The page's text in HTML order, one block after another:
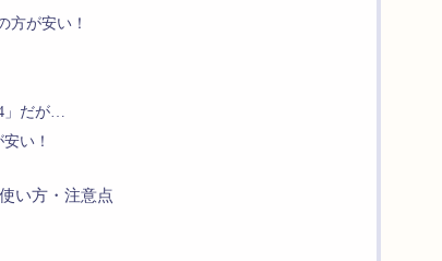
方が安い！
だが…
い！
い方・注意点